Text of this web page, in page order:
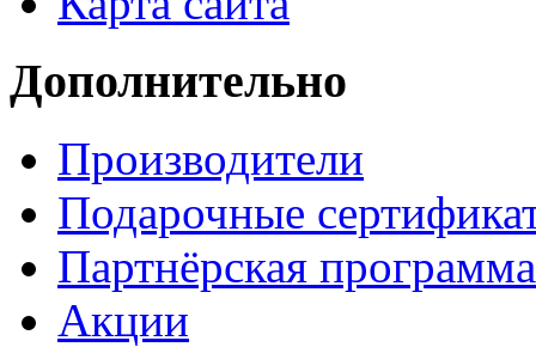
Дополнительно
Производители
Подарочные
Партнёрская программа
Акции